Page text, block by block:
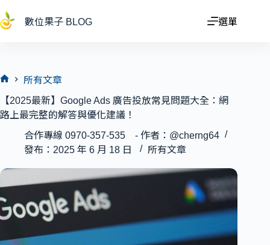
至
容
數位果子 BLOG 選單
頁
所有文章
【2025最新】Google Ads 廣告投放常見問題大全：網
路上最完整的解答與優化建議！
合作專線 0970-357-535 - 作者：@cherng64
發布：2025 年 6 月 18 日
所有文章